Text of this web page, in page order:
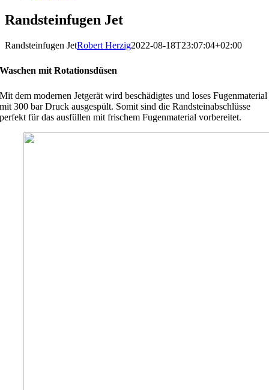
Randsteinfugen Jet
Randsteinfugen JetRobert Herzig2022-08-18T23:07:04+02:00
Waschen mit Rotationsdüsen
Mit dem modernen Jetgerät wird beschädigtes und loses Fugenmaterial
mit 300 bar Druck ausgespült. Somit sind die Randsteinabschlüsse
perfekt für das ausfüllen mit frischem Fugenmaterial vorbereitet.